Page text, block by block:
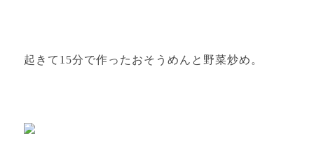
起きて15分で作ったおそうめんと野菜炒め。